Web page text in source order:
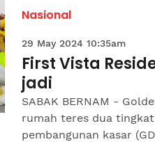
Nasional
29 May 2024 10:35am
First Vista
jadi
SABAK BERNAM -
rumah teres dua
pembangunan kasar